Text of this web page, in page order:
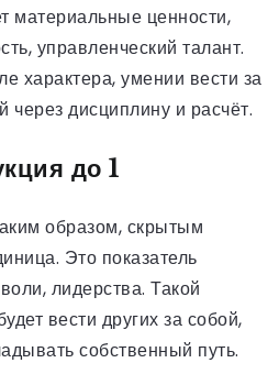
материальные ценности,
управленческий талант.
характера, умении вести за
через дисциплину и расчёт.
до 1
образом, скрытым
Это показатель
лидерства. Такой
вести других за собой,
собственный путь.